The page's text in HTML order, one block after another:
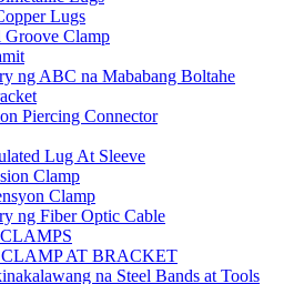
Lugs
Groove Clamp
ng ABC na Mababang Boltahe
Piercing Connector
Lug At Sleeve
Clamp
Clamp
ng Fiber Optic Cable
AT BRACKET
na Steel Bands at Tools